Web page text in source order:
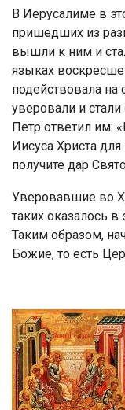
В Иерусалиме в
пришедших из
вышли к ним и
языках
подействовала
уверовали и
Петр ответил им:
Иисуса Христа
получите дар
Уверовавшие во
таких оказалось в
Таким образом,
Божие, то есть